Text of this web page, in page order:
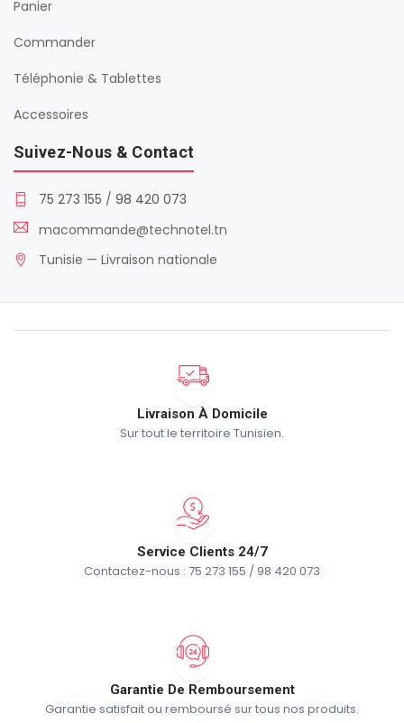
Panier
Commander
Téléphonie & Tablettes
Accessoires
Suivez-Nous & Contact
75 273 155 / 98 420 073
macommande@technotel.tn
Tunisie — Livraison nationale
Livraison À Domicile
Sur tout le territoire Tunisien.
Service Clients 24/7
Contactez-nous : 75 273 155 / 98 420 073
Garantie De Remboursement
Garantie satisfait ou remboursé sur tous nos produits.